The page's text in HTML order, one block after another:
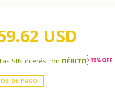
USD
SIN interés con DÉBITO
DE PAGO